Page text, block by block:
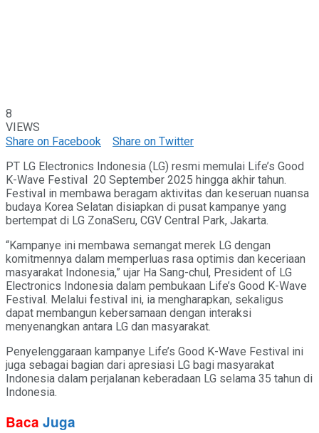
8
VIEWS
Share on Facebook
Share on Twitter
PT LG Electronics Indonesia (LG) resmi memulai Life’s Good
K-Wave Festival 20 September 2025 hingga akhir tahun.
Festival in membawa beragam aktivitas dan keseruan nuansa
budaya Korea Selatan disiapkan di pusat kampanye yang
bertempat di LG ZonaSeru, CGV Central Park, Jakarta.
“Kampanye ini membawa semangat merek LG dengan
komitmennya dalam memperluas rasa optimis dan keceriaan
masyarakat Indonesia,” ujar Ha Sang-chul, President of LG
Electronics Indonesia dalam pembukaan Life’s Good K-Wave
Festival. Melalui festival ini, ia mengharapkan, sekaligus
dapat membangun kebersamaan dengan interaksi
menyenangkan antara LG dan masyarakat.
Penyelenggaraan kampanye Life’s Good K-Wave Festival ini
juga sebagai bagian dari apresiasi LG bagi masyarakat
Indonesia dalam perjalanan keberadaan LG selama 35 tahun di
Indonesia.
Baca Juga